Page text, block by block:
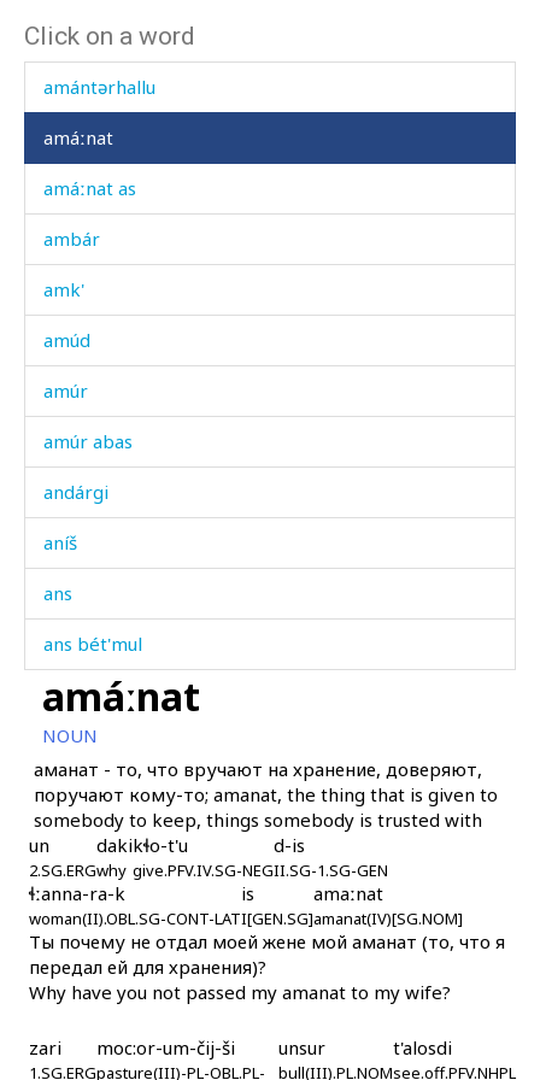
Click on a word
amán-madád
amántərhallu
amáːnat
amáːnat as
ambár
amk'
amúd
amúr
amúr abas
andárgi
aníš
ans
ans bét'mul
ansáw
antáχ as
anžáʁ
anžáʁdut
apál-χác'i
apát'
apáːrak
apícer
amáːnat
NOUN
аманат - то, что вручают на хранение, доверяют,
поручают кому-то; amanat, the thing that is given to
somebody to keep, things somebody is trusted with
un
2.SG.ERG
daki
why
kɬo-t'u
give.PFV.IV.SG-NEG
d-is
II.SG-1.SG-GEN
ɬːanna-ra-k
woman(II).OBL.SG-CONT-LAT
is
I[GEN.SG]
amaːnat
amanat(IV)[SG.NOM]
Ты почему не отдал моей жене мой аманат (то, что я
передал ей для хранения)?
Why have you not passed my amanat to my wife?
zari
1.SG.ERG
moc:or-um-čij-ši
pasture(III)-PL-OBL.PL-
unsur
bull(III).PL.NOM
t'alosdi
see.off.PFV.NHPL